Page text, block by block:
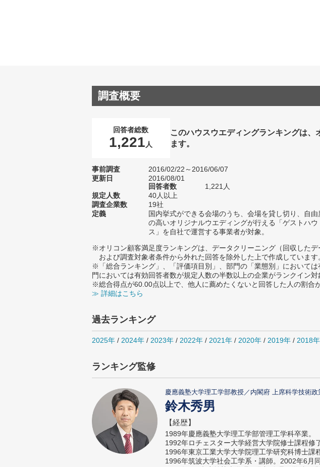
調査概要
回答者総数
1,221 人
このハウスウエディングランキングは
ます。
事前調査
2016/02/22～2016/06/07
更新日
2016/08/01
回答者数
1,221人
規定人数
40人以上
調査企業数
19社
定義
国内挙式ができる会場のうち、会場を貸し切り、自由
の高いオリジナルウエディングが行える「ゲストハウ
ス」を自社で運営する事業者が対象。
※オリコン顧客満足度ランキングは、データクリーニング（回収したデ
および調査対象者条件から外れた回答を除外した上で作成しています
※「総合ランキング」、「評価項目別」、部門の「業態別」において
門においては有効回答者数が規定人数の半数以上の企業がランクイン対
※総合得点が60.00点以上で、他人に薦めたくないと回答した人の割合
≫ 詳細はこちら
過去ランキング
2025年 / 2024年 / 2023年 / 2022年 / 2021年 / 2020年 / 2019年 / 2018年
ランキング監修
慶應義塾大学理工学部教授／内閣府 上席科学技術政
鈴木秀男
【経歴】
1989年慶應義塾大学理工学部管理工学科卒業。
1992年ロチェスター大学経営大学院修士課程修了
1996年東京工業大学大学院理工学研究科博士課
1996年筑波大学社会工学系・講師。2002年6月同